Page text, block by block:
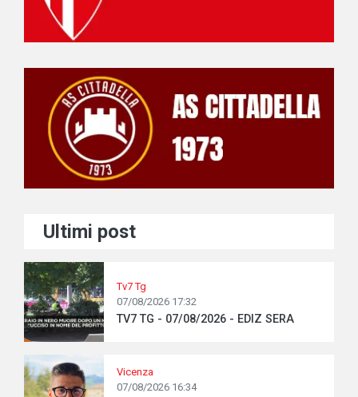
Ultimi post
Tv7 Tg
07/08/2026 17:32
TV7 TG - 07/08/2026 - EDIZ SERA
Vicenza
07/08/2026 16:34